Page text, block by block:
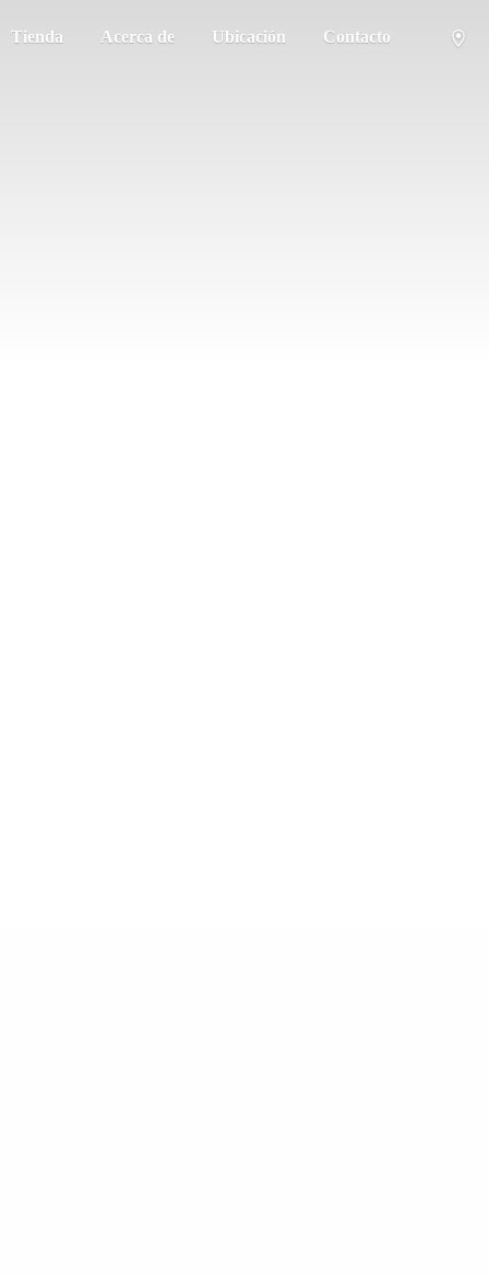
Tienda Acerca de Ubicación Contacto